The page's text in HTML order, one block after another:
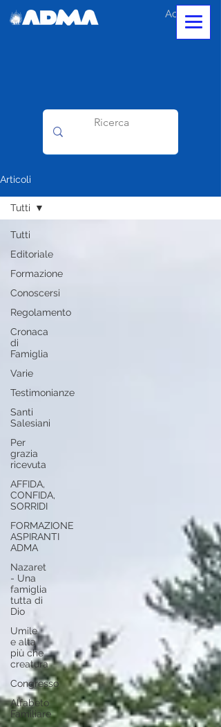
Accedi
Articoli
Tutti
Editoriale
Formazione
Conoscersi
Regolamento
Cronaca
di
Famiglia
Varie
Testimonianze
Santi
Salesiani
Per
grazia
ricevuta
AFFIDA,
CONFIDA,
SORRIDI
FORMAZIONE
ASPIRANTI
ADMA
Nazaret
- Una
famiglia
tutta di
Dio
Umile
e alta
più che
creatura
Congresso
Alfabeto
Familiare
Tutti